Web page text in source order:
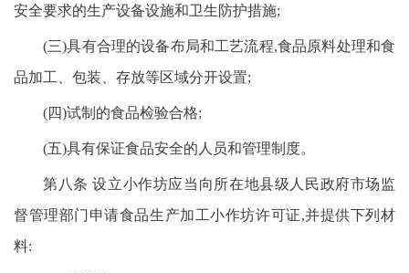
安全要求的生产设备设施和卫生防护措施;
(三)具有合理的设备布局和工艺流程,食品原料处理和食
品加工、包装、存放等区域分开设置;
(四)试制的食品检验合格;
(五)具有保证食品安全的人员和管理制度。
第八条 设立小作坊应当向所在地县级人民政府市场监
督管理部门申请食品生产加工小作坊许可证,并提供下列材
料: